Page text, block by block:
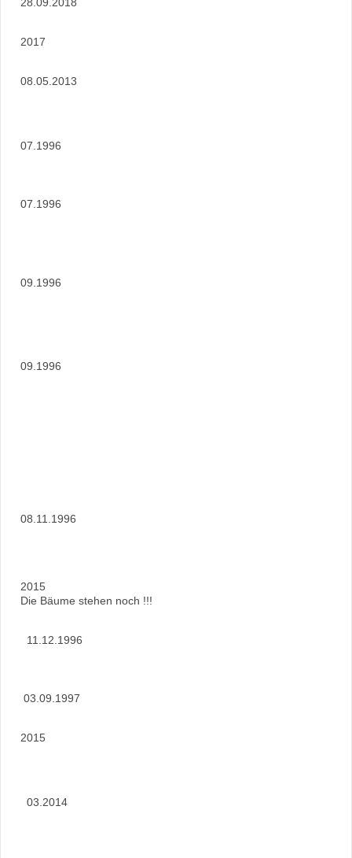
2017
08.05.2013
07.1996
07.1996
09.1996
09.1996
08.11.1996
2015
Die Bäume stehen noch !!!
11.12.1996
03.09.1997
2015
03.2014